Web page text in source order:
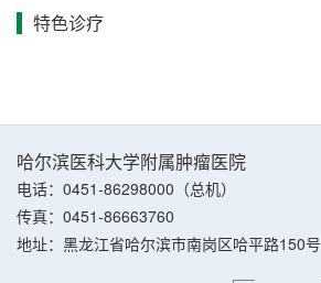
特色诊疗
哈尔滨医科大学附属肿瘤医院
电话：0451-86298000（总机）
传真：0451-86663760
地址：黑龙江省哈尔滨市南岗区哈平路150号